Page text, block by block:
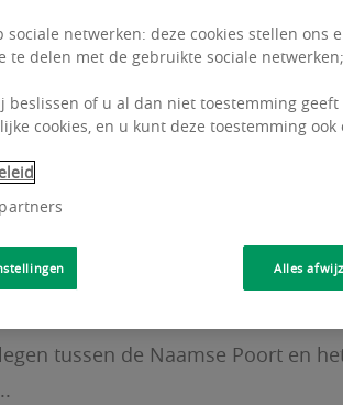
tussen de Naamse Poort en
sociale netwerken: deze cookies stellen ons
te delen met de gebruikte sociale netwerken;
beslissen of u al dan niet toestemming
cookies, en u kunt deze toestemming
Alles